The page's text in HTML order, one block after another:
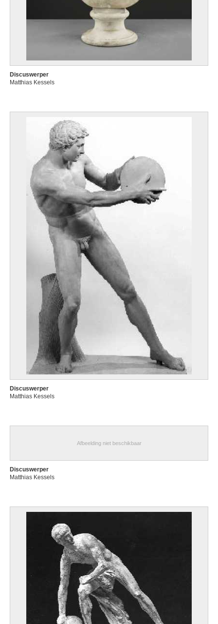
Discuswerper
Matthias Kessels
Discuswerper
Matthias Kessels
Afbeelding niet beschikbaar
Discuswerper
Matthias Kessels